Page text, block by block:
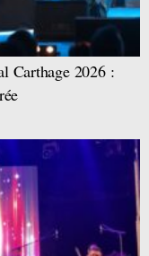
Carthage 2026 :